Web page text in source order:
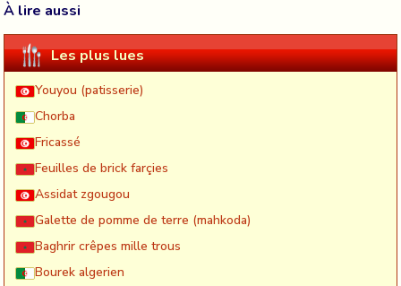
À lire aussi
Les plus lues
Youyou (patisserie)
Chorba
Fricassé
Feuilles de brick farçies
Assidat zgougou
Galette de pomme de terre (mahkoda)
Baghrir crêpes mille trous
Bourek algerien